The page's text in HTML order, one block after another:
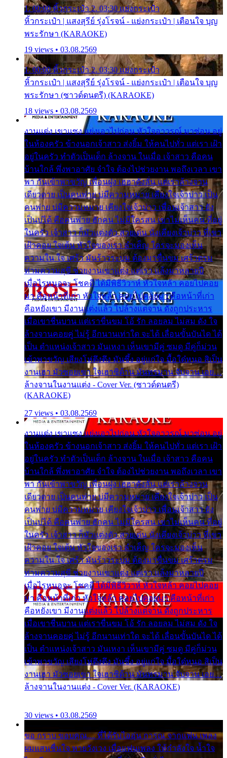
1. 00:00 หิ้วกระเป๋า 2. 03:30 แย่งกระเป๋า
หิ้วกระเป๋า | แสงสุรีย์ รุ่งโรจน์ - แย่งกระเป๋า | เตือนใจ บุญ
พระรักษา (KARAOKE)
19 views • 03.08.2569
1. 00:00 หิ้วกระเป๋า 2. 03:30 แย่งกระเป๋า
หิ้วกระเป๋า | แสงสุรีย์ รุ่งโรจน์ - แย่งกระเป๋า | เตือนใจ บุญ
พระรักษา (ซาวด์ดนตรี) (KARAOKE)
18 views • 03.08.2569
งานแต่ง เขาแซง แย่งเอาไปก่อน หัวใจอาวรณ์ มาซ่อน อยู่
ในห้องครัว ข้างนอกเจ้าสาว ส่งยิ้ม ให้คนไปทั่ว แต่เรา เฝ้า
อยู่ในครัว ทำตัวเป็นเด็ก ล้างจาน ในเมื่อ เจ้าสาว คือคน
บ้านใกล้ พึ่งพาอาศัย จำใจ ต้องไปช่วยงาน พอถึงเวลา เขา
พา กันเข้าพาขวัญ เพื่อนฝูง เฮฮาดังลั่น แต่เราล้างจาน
เดียวดาย เป็นคนพ่าย บ่มีความหมาย เคียงใจเจ้าบ่าว เป็น
คนพ่าย บ่มีความหมาย เคียงใจเจ้าบ่าว เพื่อนเจ้าสาว ยัง
เป็นบ่ได้ คือคนพ่าย ฮักคน ไม่มีใครสน เขาไม่เห็นคน ที่อยู่
ในครัว เจ้าสาว ก็มัวแต่งตัว สวยเด่น นั่งเคียงเจ้าบ่าว ที่เขา
เฝ้าคอย ใจเต้น หัวใจของเรา ลำเค็ญ ใครจะมองเห็น
ความใน ใจ เศร้า มันร้าวระบม ต้องมาขื่นขม เศร้าตรม
ท่ามความสุขี ช่วยงานเขาแต่ง แต่เรา แล้งมาหลายปี
เมื่อไรหนอจะ โชคดี ได้มีพิธีวิวาห์ หัวใจหล้า คอยไปคอย
มา คือหน้าที่เก่า หัวใจหล้า คอยไปคอยมา คือหน้าที่เก่า
คือหยังเขา มีงานแต่งแล้ว ไปล้างแต่จาน ดั่งถูกประหาร
เมื่อเขาชื่นบาน แต่เราขื่นขม โอ้ รัก ลอยลม ไม่สม ดัง ใจ
ล้างจานคอยคู่ ไม่รู้ อีกนานเท่าใด จะได้ เลื่อนขั้นบันได ได้
เป็น ตำแหน่งเจ้าสาว มันเหงา เห็นเขามีคู่ ซมดู มีคู่ก็ม่วน
เข้าพาขวัญ เสียงโห่ตึงตึง มันซึ้ง อยู่แก่ใจ มื้อใด๋หนอ สิเป็น
งานเฮา มัวซอยเขา ใจเฮาซิด้าน มันทรมาน จับจาน เอย…
ล้างจานในงานแต่ง - Cover Ver. (ซาวด์ดนตรี)
(KARAOKE)
27 views • 03.08.2569
งานแต่ง เขาแซง แย่งเอาไปก่อน หัวใจอาวรณ์ มาซ่อน อยู่
ในห้องครัว ข้างนอกเจ้าสาว ส่งยิ้ม ให้คนไปทั่ว แต่เรา เฝ้า
อยู่ในครัว ทำตัวเป็นเด็ก ล้างจาน ในเมื่อ เจ้าสาว คือคน
บ้านใกล้ พึ่งพาอาศัย จำใจ ต้องไปช่วยงาน พอถึงเวลา เขา
พา กันเข้าพาขวัญ เพื่อนฝูง เฮฮาดังลั่น แต่เราล้างจาน
เดียวดาย เป็นคนพ่าย บ่มีความหมาย เคียงใจเจ้าบ่าว เป็น
คนพ่าย บ่มีความหมาย เคียงใจเจ้าบ่าว เพื่อนเจ้าสาว ยัง
เป็นบ่ได้ คือคนพ่าย ฮักคน ไม่มีใครสน เขาไม่เห็นคน ที่อยู่
ในครัว เจ้าสาว ก็มัวแต่งตัว สวยเด่น นั่งเคียงเจ้าบ่าว ที่เขา
เฝ้าคอย ใจเต้น หัวใจของเรา ลำเค็ญ ใครจะมองเห็น
ความใน ใจ เศร้า มันร้าวระบม ต้องมาขื่นขม เศร้าตรม
ท่ามความสุขี ช่วยงานเขาแต่ง แต่เรา แล้งมาหลายปี
เมื่อไรหนอจะ โชคดี ได้มีพิธีวิวาห์ หัวใจหล้า คอยไปคอย
มา คือหน้าที่เก่า หัวใจหล้า คอยไปคอยมา คือหน้าที่เก่า
คือหยังเขา มีงานแต่งแล้ว ไปล้างแต่จาน ดั่งถูกประหาร
เมื่อเขาชื่นบาน แต่เราขื่นขม โอ้ รัก ลอยลม ไม่สม ดัง ใจ
ล้างจานคอยคู่ ไม่รู้ อีกนานเท่าใด จะได้ เลื่อนขั้นบันได ได้
เป็น ตำแหน่งเจ้าสาว มันเหงา เห็นเขามีคู่ ซมดู มีคู่ก็ม่วน
เข้าพาขวัญ เสียงโห่ตึงตึง มันซึ้ง อยู่แก่ใจ มื้อใด๋หนอ สิเป็น
งานเฮา มัวซอยเขา ใจเฮาซิด้าน มันทรมาน จับจาน เอย…
ล้างจานในงานแต่ง - Cover Ver. (KARAOKE)
30 views • 03.08.2569
ขอ กราบ ขอบคุณ.... ที่ได้รับไออุ่น การุณ จากแฟน เพลง
ผมแสนชื่นใจ หายวังเวง เมื่อแฟนเพลง ให้กำลังใจ น้ำใจ